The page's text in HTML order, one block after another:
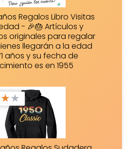
Regalos Libro Visitas
- 🎉🎂 Artículos y
originales para regalar
llegarán a la edad
años y su fecha de
es en 1955
★★